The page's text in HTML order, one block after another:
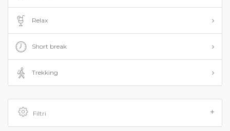
Relax
Short break
Trekking
Filtri